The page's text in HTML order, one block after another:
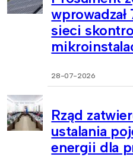
sieci
28-07-2026
Rząd
ustalania
energii dla